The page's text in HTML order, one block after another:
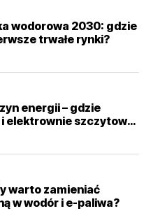
wodorowa 2030: gdzie
trwałe rynki?
energii – gdzie
elektrownie szczytowo-
warto zamieniać
w wodór i e-paliwa?